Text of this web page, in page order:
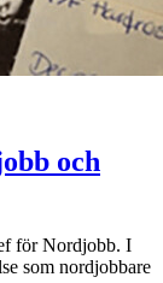
och
för Nordjobb. I
som nordjobbare